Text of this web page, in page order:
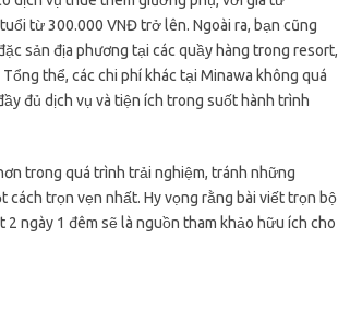
từ 300.000 VNĐ trở lên. Ngoài ra, bạn cũng
sản địa phương tại các quầy hàng trong resort,
thể, các chi phí khác tại Minawa không quá
đủ dịch vụ và tiện ích trong suốt hành trình
trong quá trình trải nghiệm, tránh những
cách trọn vẹn nhất. Hy vọng rằng bài viết trọn bộ
ngày 1 đêm sẽ là nguồn tham khảo hữu ích cho